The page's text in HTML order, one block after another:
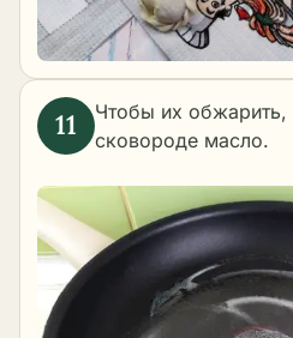
Чтобы их обжарить,
сковороде масло.